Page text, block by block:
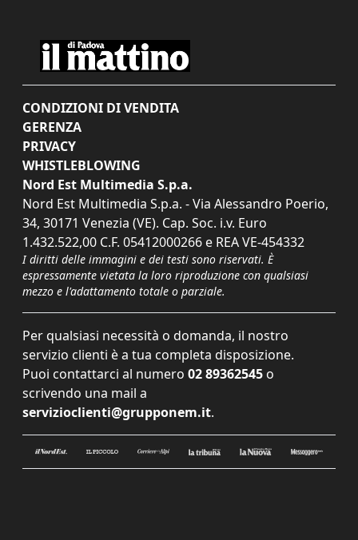
CONDIZIONI DI VENDITA
GERENZA
PRIVACY
WHISTLEBLOWING
Nord Est Multimedia S.p.a.
Nord Est Multimedia S.p.a. - Via Alessandro Poerio,
34, 30171 Venezia (VE). Cap. Soc. i.v. Euro
1.432.522,00 C.F. 05412000266 e REA VE-454332
I diritti delle immagini e dei testi sono riservati. È
espressamente vietata la loro riproduzione con qualsiasi
mezzo e l'adattamento totale o parziale.
Per qualsiasi necessità o domanda, il nostro
servizio clienti è a tua completa disposizione.
Puoi contattarci al numero 02 89362545 o
scrivendo una mail a
servizioclienti@grupponem.it.